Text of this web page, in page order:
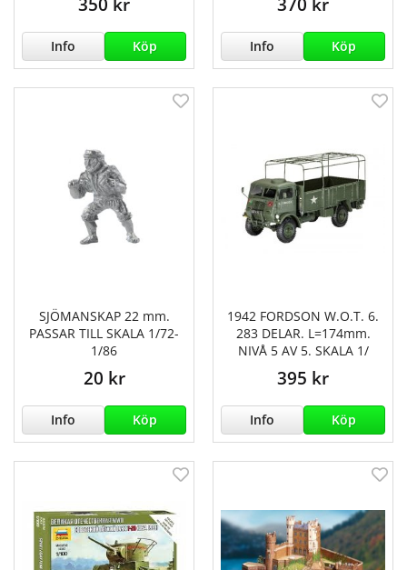
Info Köp Info Köp
SJÖMANSKAP 22 mm.
PASSAR TILL SKALA 1/72-
1/86
20 kr
Info Köp
1942 FORDSON W.O.T. 6.
283 DELAR. L=174mm.
NIVÅ 5 AV 5. SKALA 1/
395 kr
Info Köp